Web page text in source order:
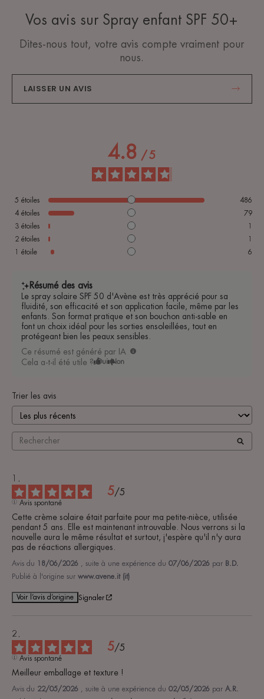
Vos avis sur Spray enfant SPF 50+
Dites-nous tout, votre avis compte vraiment pour
nous.
LAISSER UN AVIS
4.8 /5
5 étoiles
486
4 étoiles
79
3 étoiles
1
2 étoiles
1
1 étoile 6
Résumé des avis
Le spray solaire SPF 50 d'Avène est très apprécié pour sa
fluidité, son efficacité et son application facile, même par les
enfants. Son format pratique et son bouchon anti-sable en
font un choix idéal pour les sorties ensoleillées, tout en
protégeant bien les peaux sensibles.
Ce résumé est généré par IA
Cela a-t-il été utile ? Oui Non
Trier les avis
5/5
Avis spontané
Cette crème solaire était parfaite pour ma petite-nièce, utilisée
pendant 5 ans. Elle est maintenant introuvable. Nous verrons si la
nouvelle aura le même résultat et surtout, j'espère qu'il n'y aura
pas de réactions allergiques.
Avis du 18/06/2026 , suite à une expérience du 07/06/2026 par B.D.
Publié à l'origine sur www.avene.it (it)
Voir l’avis d’origine Signaler
5/5
Avis spontané
Meilleur emballage et texture !
Avis du 22/05/2026 , suite à une expérience du 02/05/2026 par A.R.